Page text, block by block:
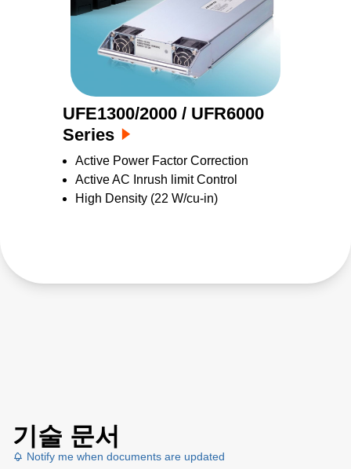
UFE1300/2000 / UFR6000
Series
Active Power Factor Correction
Active AC Inrush limit Control
High Density (22 W/cu-in)
기술 문서
Notify me when documents are updated